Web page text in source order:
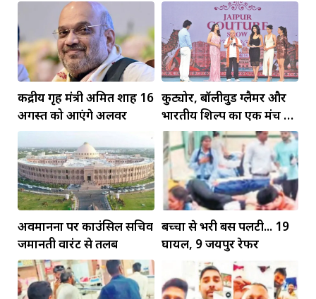
केंद्रीय गृह मंत्री अमित शाह 16
अगस्त को आएंगे अलवर
कुट्योर, बॉलीवुड ग्लैमर और
भारतीय शिल्प का एक मंच पर
जलवा
अवमानना पर काउंसिल सचिव
जमानती वारंट से तलब
बच्चों से भरी बस पलटी... 19
घायल, 9 जयपुर रेफर